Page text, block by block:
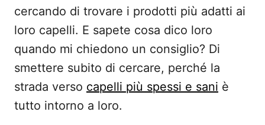
cercando di trovare i prodotti più adatti ai
loro capelli. E sapete cosa dico loro
quando mi chiedono un consiglio? Di
smettere subito di cercare, perché la
strada verso capelli più spessi e sani è
tutto intorno a loro.